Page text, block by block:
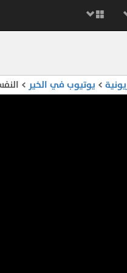
> يوتيوب في الخير >